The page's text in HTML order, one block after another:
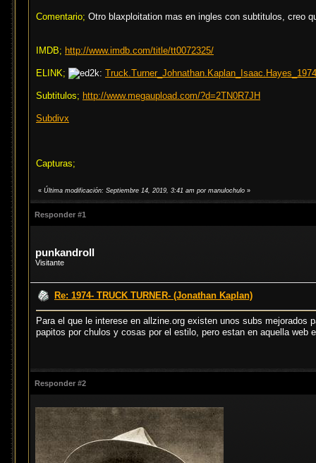
Comentario; Otro blaxploitation mas en ingles con subtitulos, creo
IMDB; http://www.imdb.com/title/tt0072325/
ELINK;
Subtitulos; http://www.megaupload.com/?d=2TN0R7JH
Subdivx
Capturas;
« Última modificación: Septiembre 14, 2019, 3:41 am por manulochulo »
Responder #1
punkandroll
Visitante
Re: 1974- TRUCK TURNER- (Jonathan Kaplan)
Para el que le interese en allzine.org existen unos subs
papitos por chulos y cosas por el estilo, pero estan en aquella web
Responder #2